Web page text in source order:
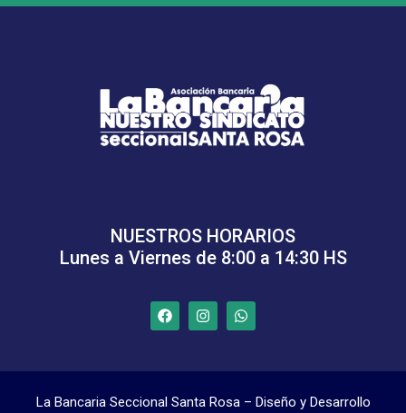
NUESTROS HORARIOS
Lunes a Viernes de 8:00 a 14:30 HS
La Bancaria Seccional Santa Rosa – Diseño y Desarrollo